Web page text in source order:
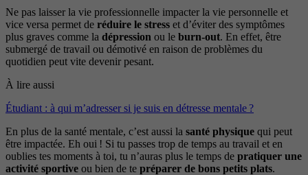
Ne pas laisser la vie professionnelle impacter la vie personnelle et
vice versa permet de réduire le stress et d’éviter des symptômes
plus graves comme la dépression ou le burn-out. En effet, être
submergé de travail ou démotivé en raison de problèmes du
quotidien peut vite devenir pesant.
À lire aussi
Étudiant : à qui m’adresser si je suis en détresse mentale ?
En plus de la santé mentale, c’est aussi la santé physique qui peut
être impactée. Eh oui ! Si tu passes trop de temps au travail et en
oublies tes moments à toi, tu n’auras plus le temps de pratiquer une
activité sportive ou bien de te préparer de bons petits plats.